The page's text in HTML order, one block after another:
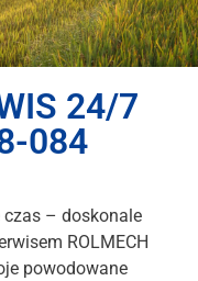
24/7
084
czas – doskonale
ROLMECH
powodowane